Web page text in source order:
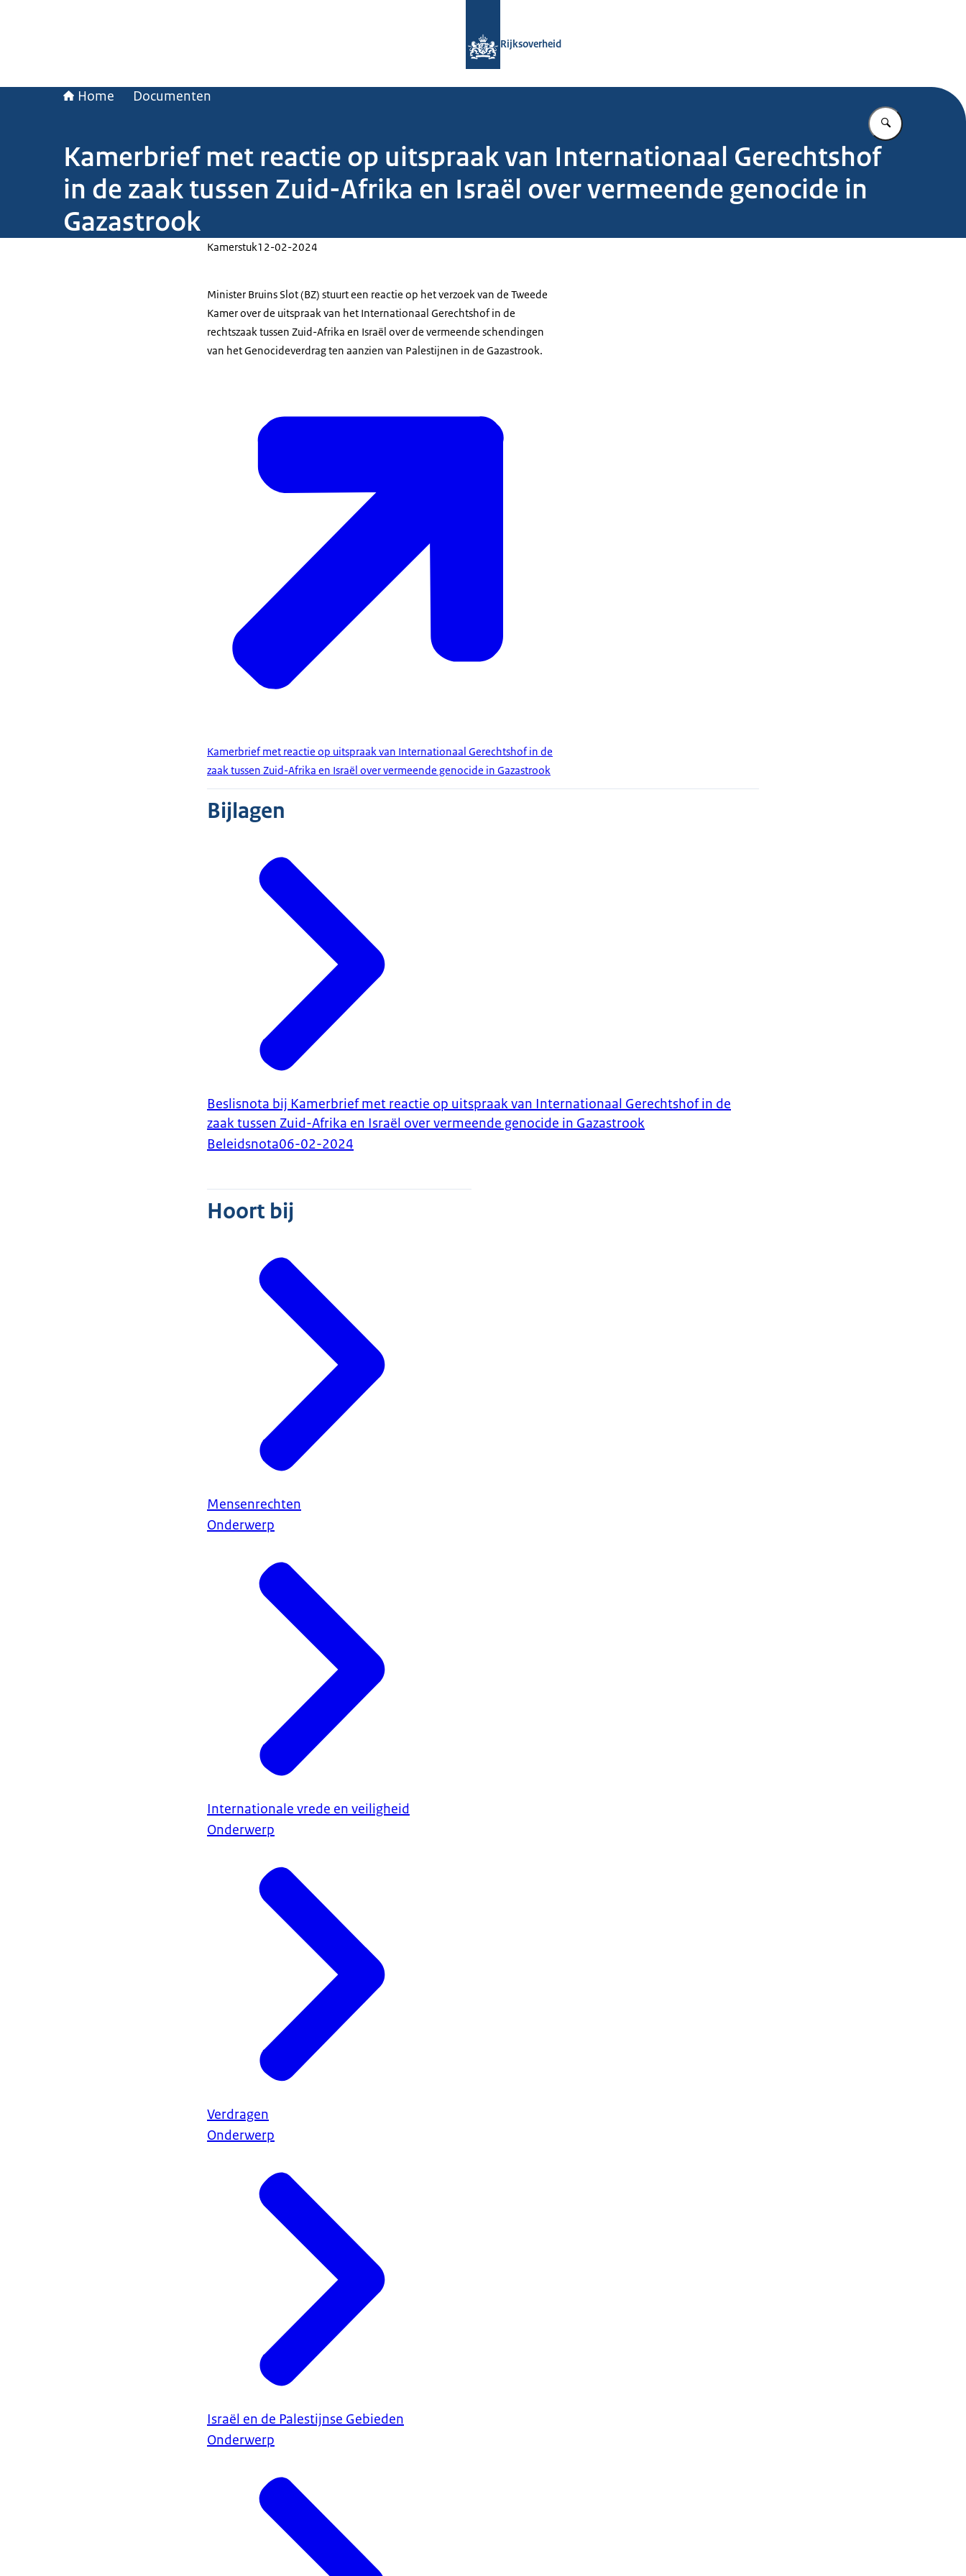
Rijksoverheid
Home Documenten
Vul in wat u
Kamerbrief met reactie op uitspraak van Internationaal Gerechtshof
in de zaak tussen Zuid-Afrika en Israël over vermeende genocide in
Gazastrook
Kamerstuk12-02-2024
Minister Bruins Slot (BZ) stuurt een reactie op het verzoek van de Tweede
Kamer over de uitspraak van het Internationaal Gerechtshof in de
rechtszaak tussen Zuid-Afrika en Israël over de vermeende schendingen
van het Genocideverdrag ten aanzien van Palestijnen in de Gazastrook.
Kamerbrief met reactie op uitspraak van Internationaal Gerechtshof in de
zaak tussen Zuid-Afrika en Israël over vermeende genocide in Gazastrook
Bijlagen
Beslisnota bij Kamerbrief met reactie op uitspraak van Internationaal Gerechtshof in de
zaak tussen Zuid-Afrika en Israël over vermeende genocide in Gazastrook
Beleidsnota06-02-2024
Hoort bij
Mensenrechten
Onderwerp
Internationale vrede en veiligheid
Onderwerp
Verdragen
Onderwerp
Israël en de Palestijnse Gebieden
Onderwerp